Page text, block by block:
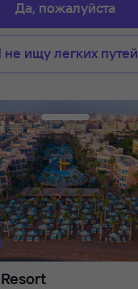
Да, пожалуйста
не ищу легких путей